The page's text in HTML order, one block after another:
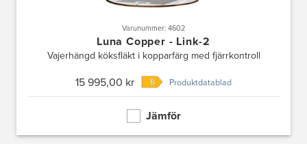
Varunummer: 4602
Luna Copper - Link-2
Vajerhängd köksfläkt i kopparfärg med fjärrkontroll
15 995,00 kr Produktdatablad
Jämför